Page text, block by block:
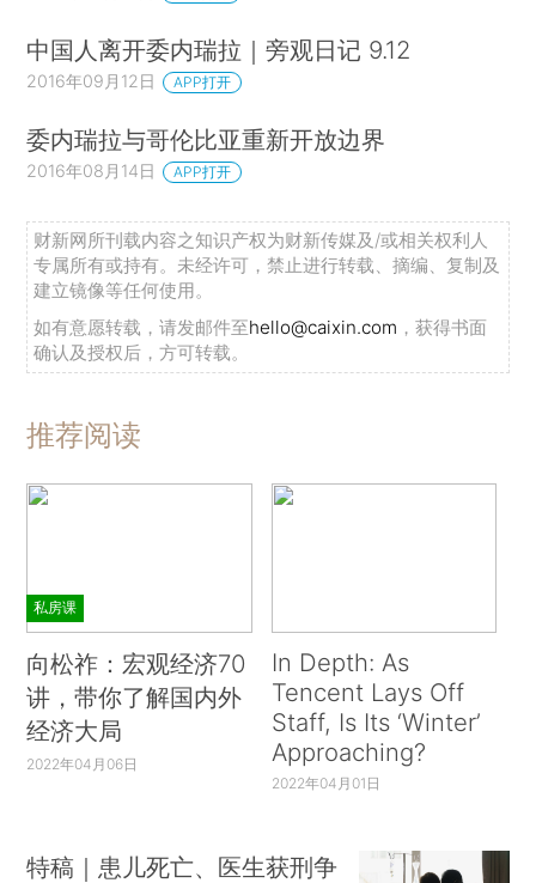
中国人离开委内瑞拉｜旁观日记 9.12
2016年09月12日 APP打开
委内瑞拉与哥伦比亚重新开放边界
2016年08月14日 APP打开
财新网所刊载内容之知识产权为财新传媒及/或相关权利人
专属所有或持有。未经许可，禁止进行转载、摘编、复制及
建立镜像等任何使用。
如有意愿转载，请发邮件至hello@caixin.com ，获得书面
确认及授权后，方可转载。
推荐阅读
私房课
向松祚：宏观经济70
讲，带你了解国内外
经济大局
2022年04月06日
In Depth: As
Tencent Lays Off
Staff, Is Its ‘Winter’
Approaching?
2022年04月01日
特稿｜患儿死亡、医生获刑争